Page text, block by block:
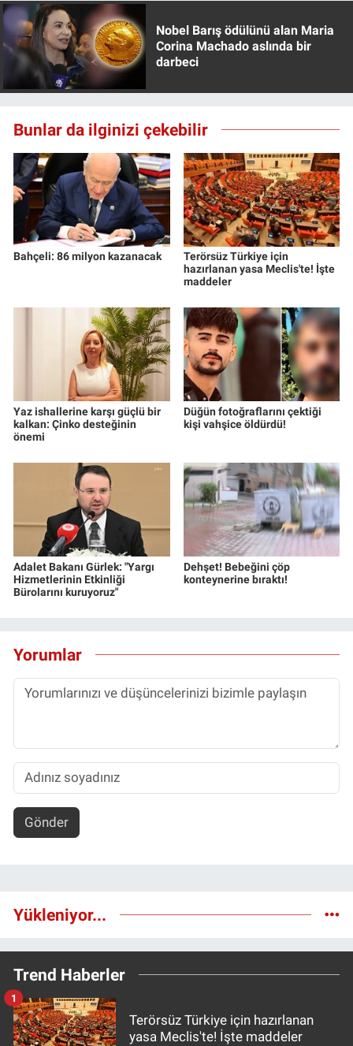
Nobel Barış ödülünü alan Maria
Corina Machado aslında bir
darbeci
Bunlar da ilginizi çekebilir
Bahçeli: 86 milyon kazanacak
Terörsüz Türkiye için
hazırlanan yasa Meclis'te! İşte
maddeler
Yaz ishallerine karşı güçlü bir
kalkan: Çinko desteğinin
önemi
Düğün fotoğraflarını çektiği
kişi vahşice öldürdü!
Adalet Bakanı Gürlek: "Yargı
Hizmetlerinin Etkinliği
Bürolarını kuruyoruz"
Dehşet! Bebeğini çöp
konteynerine bıraktı!
Yorumlar
Gönder
Yükleniyor...
Trend Haberler
Terörsüz Türkiye için hazırlanan
yasa Meclis'te! İşte maddeler
1